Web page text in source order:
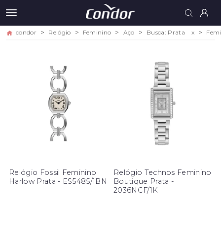
condor Relógio Feminino Aço Busca: Prata x
Relógio Fossil Feminino
Harlow Prata - ES5485/1BN
Relógio Technos Feminino
Boutique Prata -
2036NCF/1K